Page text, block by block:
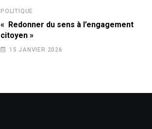
POLITIQUE
« Redonner du sens à l’engagement
citoyen »
15 JANVIER 2026